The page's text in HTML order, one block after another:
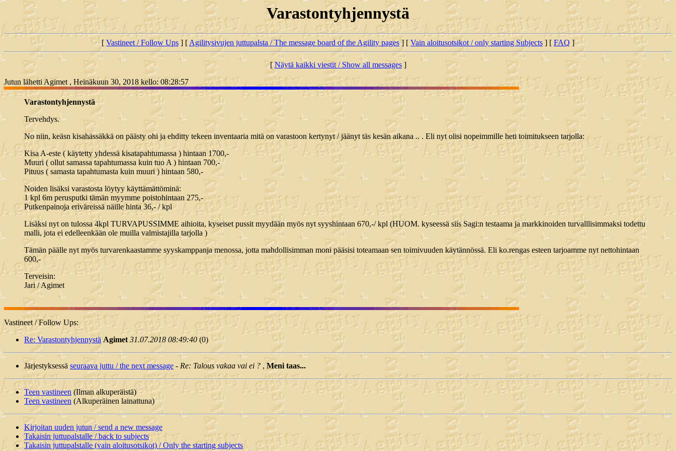
Varastontyhjennystä
[ Vastineet / Follow Ups ] [Agilitysivujen juttupalsta / The message board of the Agility pages] [ Vain aloitusotsikot / only starting Subjects ] [ FAQ ]
[Näytä kaikki viestit / Show all messages]
Jutun lähetti Agimet , Heinäkuun 30, 2018 kello: 08:28:57
Varastontyhjennystä
Tervehdys.
No niin, keäsn kisahässäkkä on päästy ohi ja ehditty tekeen inventaaria mitä on varastoon kertynyt / jäänyt täs kesän aikana .. . Eli nyt olisi nopeimmille heti toimitukseen tarjolla:
Kisa A-este ( käytetty yhdessä kisatapahtumassa ) hintaan 1700,-
Muuri ( ollut samassa tapahtumassa kuin tuo A ) hintaan 700,-
Pituus ( samasta tapahtumasta kuin muuri ) hintaan 580,-
Noiden lisäksi varastosta löytyy käyttämättöminä:
1 kpl 6m perusputki tämän myymme poistohintaan 275,-
Putkenpainoja eriväreissä näille hinta 36,- / kpl
Lisäksi nyt on tulossa 4kpl TURVAPUSSIMME aihioita, kyseiset pussit myydään myös nyt syyshintaan 670,-/ kpl (HUOM. kyseessä siis Sagi:n testaama ja markkinoiden turvalllisimmaksi todettu
malli, jota ei edelleenkään ole muilla valmistajilla tarjolla )
Tämän päälle nyt myös turvarenkaastamme syyskamppanja menossa, jotta mahdollisimman moni pääsisi toteamaan sen toimivuuden käytännössä. Eli ko.rengas esteen tarjoamme nyt nettohintaan
600,-
Terveisin:
Jari / Agimet
Vastineet / Follow Ups:
Re: Varastontyhjennystä Agimet 31.07.2018 08:49:40 (0)
Järjestyksessä seuraava juttu / the next message - Re: Talous vakaa vai ei ? ,Meni taas...
Teen vastineen (Ilman alkuperäistä)
Teen vastineen (Alkuperäinen lainattuna)
Kirjoitan uuden jutun / send a new message
Takaisin juttupalstalle / back to subjects
Takaisin juttupalstalle (vain aloitusotsikot) / Only the starting subjects